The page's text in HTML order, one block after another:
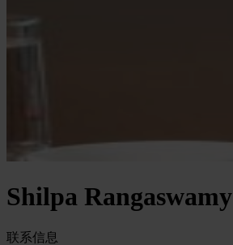
Shilpa Rangaswamy
联系信息